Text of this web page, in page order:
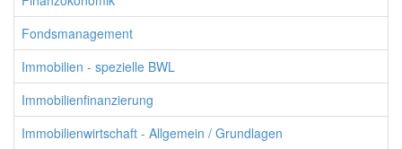
Fondsmanagement
Immobilien - spezielle BWL
Immobilienfinanzierung
Immobilienwirtschaft - Allgemein / Grundlagen